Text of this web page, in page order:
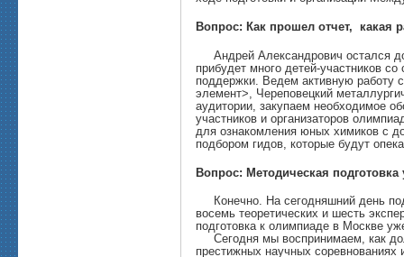
Вопрос: Как прошел отчет, какая
Андрей Александрович остался
прибудет много детей-участников
поддержки. Ведем активную работу
элемент>, Череповецкий
аудитории, закупаем необходимое
участников и организаторов
для ознакомления юных химиков с
подбором гидов, которые будут
Вопрос: Методическая подготовка
Конечно. На сегодняшний день
восемь теоретических и шесть
подготовка к олимпиаде в Москве
Сегодня мы воспринимаем, как
престижных научных